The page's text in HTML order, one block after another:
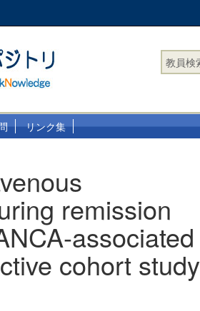
教員検
リンク集
remission
associated
cohort